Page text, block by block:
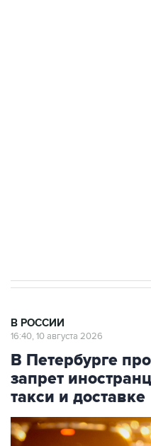
В РОССИИ
16:40, 10 августа 2026
В Петербурге
запрет
такси и доставке